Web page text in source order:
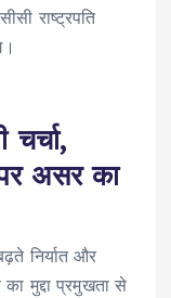
राष्ट्रपति
चर्चा,
असर का
निर्यात और
मुद्दा प्रमुखता से